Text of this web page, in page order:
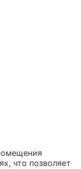
что позволяет